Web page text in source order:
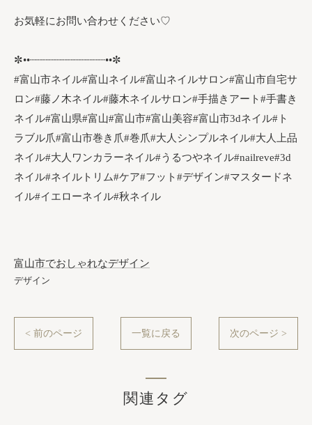
お気軽にお問い合わせください♡
✼••┈┈┈┈┈┈┈┈┈┈┈┈••✼
#富山市ネイル#富山ネイル#富山ネイルサロン#富山市自宅サ
ロン#藤ノ木ネイル#藤木ネイルサロン#手描きアート#手書き
ネイル#富山県#富山#富山市#富山美容#富山市3dネイル#ト
ラブル爪#富山市巻き爪#巻爪#大人シンプルネイル#大人上品
ネイル#大人ワンカラーネイル#うるつやネイル#nailreve#3d
ネイル#ネイルトリム#ケア#フット#デザイン#マスタードネ
イル#イエローネイル#秋ネイル
富山市でおしゃれなデザイン
デザイン
< 前のページ 一覧に戻る 次のページ >
関連タグ